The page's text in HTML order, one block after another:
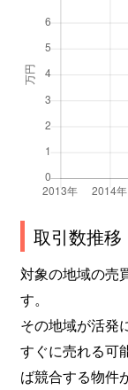
取引数推移
対象の地域の売
す。
その地域が活発
すぐに売れる可
ば競合する物件